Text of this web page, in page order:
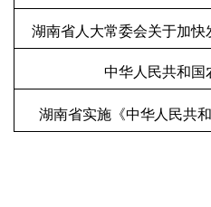
湖南省人大常委会关于加
中华人民共和国
湖南省实施《中华人民共